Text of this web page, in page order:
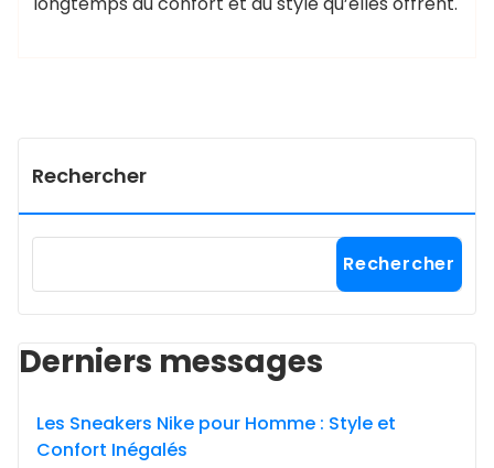
Rechercher
Rechercher
Derniers messages
Les Sneakers Nike pour Homme : Style et
Confort Inégalés